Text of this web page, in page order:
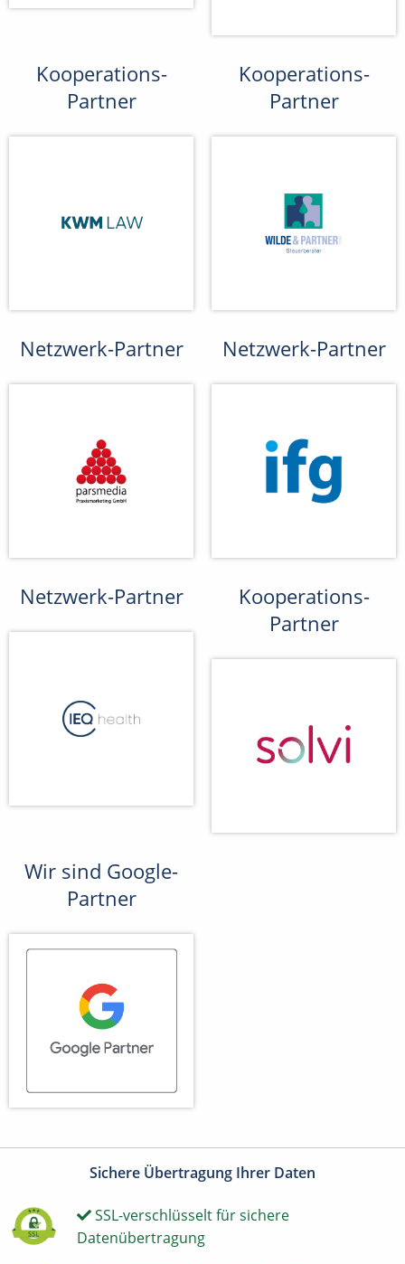
Kooperations-
Partner
Kooperations-
Partner
Netzwerk-Partner Netzwerk-Partner
Netzwerk-Partner
Kooperations-
Partner
Wir sind Google-
Partner
Sichere Übertragung Ihrer Daten
SSL-verschlüsselt für sichere
Datenübertragung